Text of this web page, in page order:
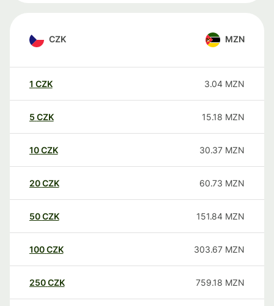
CZK MZN
1 CZK 3.04 MZN
5 CZK 15.18 MZN
10CZK 30.37 MZN
20CZK 60.73 MZN
50CZK 151.84 MZN
100CZK 303.67 MZN
250CZK 759.18 MZN